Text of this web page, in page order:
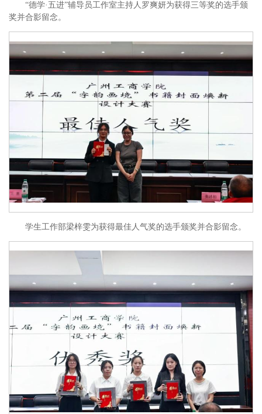
“德学·五进”辅导员工作室主持人罗爽妍为获得三等奖的选手颁
奖并合影留念。
学生工作部梁梓雯为获得最佳人气奖的选手颁奖并合影留念。